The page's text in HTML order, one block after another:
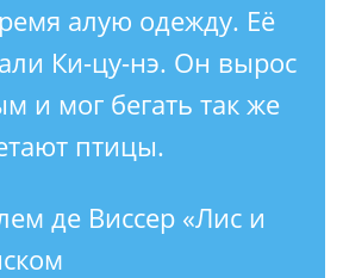
алую одежду. Её
Ки-цу-нэ. Он вырос
и мог бегать так же
птицы.
де Виссер «Лис и
в японском​‌‌​‌‌​